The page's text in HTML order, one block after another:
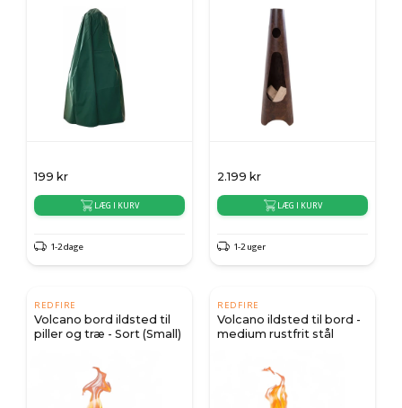
199 kr
LÆG I KURV
1-2 dage
2.199 kr
LÆG I KURV
1-2 uger
REDFIRE
Volcano bord ildsted til
piller og træ - Sort (Small)
REDFIRE
Volcano ildsted til bord -
medium rustfrit stål